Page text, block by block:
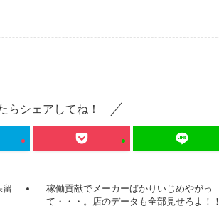
らシェアしてね！
留
稼働貢献でメーカーばかりいじめやがっ
て・・・。店のデータも全部見せろよ！！